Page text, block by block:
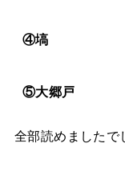
④塙
⑤大郷戸
全部読めましたで